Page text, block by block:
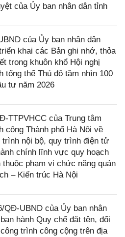
của Ủy ban nhân dân tỉnh
của Ủy ban nhân dân
khai các Bản ghi nhớ, thỏa
trong khuôn khổ Hội nghị
tổng thể Thủ đô tầm nhìn 100
tư năm 2026
TTPVHCC của Trung tâm
công Thành phố Hà Nội về
nội bộ, quy trình điện tử
chính lĩnh vực quy hoạch
thuộc phạm vi chức năng quản
– Kiến trúc Hà Nội
QĐ-UBND của Ủy ban nhân
hành Quy chế đặt tên, đổi
trình công cộng trên địa